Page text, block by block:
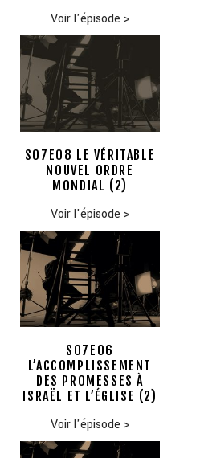
Voir l'épisode >
S07E08 LE VÉRITABLE
NOUVEL ORDRE
MONDIAL (2)
Voir l'épisode >
S07E06
L’ACCOMPLISSEMENT
DES PROMESSES À
ISRAËL ET L’ÉGLISE (2)
Voir l'épisode >